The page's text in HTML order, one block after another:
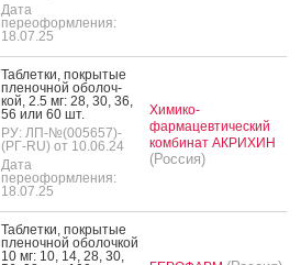
Дата
переоформления:
18.07.25
Таб­летки, пок­ры­тые
пле­ноч­ной обо­лоч­
кой, 2.5 мг: 28, 30, 36,
56 или 60 шт.
РУ: ЛП-№(005657)-
(РГ-RU) от 10.06.24
Дата
переоформления:
18.07.25
Химико-
фармацевтический
комбинат АКРИХИН
(Россия)
Таб­летки, пок­ры­тые
пле­ноч­ной обо­лоч­кой
10 мг: 10, 14, 28, 30,